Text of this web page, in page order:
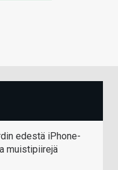
edestä iPhone-
muistipiirejä